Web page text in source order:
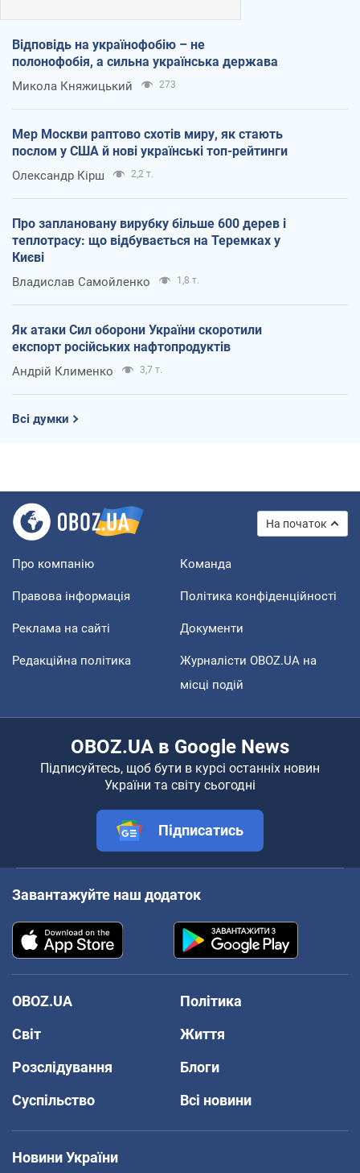
Відповідь на українофобію – не
полонофобія, а сильна українська держава
Микола Княжицький 273
Мер Москви раптово схотів миру, як стають
послом у США й нові українські топ-рейтинги
Олександр Кірш 2,2 т.
Про заплановану вирубку більше 600 дерев і
теплотрасу: що відбувається на Теремках у
Києві
Владислав Самойленко 1,8 т.
Як атаки Сил оборони України скоротили
експорт російських нафтопродуктів
Андрій Клименко 3,7 т.
Всі думки
На початок
Про компанію Команда
Правова інформація Політика конфіденційності
Реклама на сайті Документи
Редакційна політика
Журналісти OBOZ.UA на
місці подій
OBOZ.UA в Google News
Підписуйтесь, щоб бути в курсі останніх новин
України та світу сьогодні
Підписатись
Завантажуйте наш додаток
OBOZ.UA
Політика
Світ
Життя
Розслідування
Блоги
Суспільство
Всі новини
Новини України